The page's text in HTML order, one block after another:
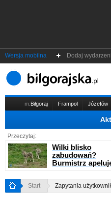
Wersja mobilna Dodaj
m. Biłgoraj Frampol Józefów
Przeczytaj:
Wilki blisko
zabudowań?
Burmistrz
Start Zapytania